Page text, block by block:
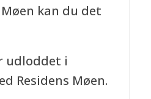
kan du det
udloddet i
Residens Møen.